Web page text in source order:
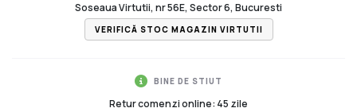
Soseaua Virtutii, nr 56E, Sector 6, Bucuresti
VERIFICĂ STOC MAGAZIN VIRTUTII
BINE DE STIUT
Retur comenzi online: 45 zile